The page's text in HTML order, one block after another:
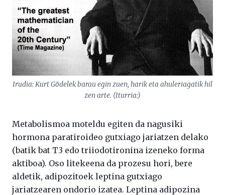
Irudia: Kurt Gödelek barau egin zuen, harik eta ahuleriagatik hil
zen arte. (Iturria:)
Metabolismoa moteldu egiten da nagusiki
hormona paratiroideo gutxiago jariatzen delako
(batik bat T3 edo triiodotironina izeneko forma
aktiboa). Oso litekeena da prozesu hori, bere
aldetik, adipozitoek leptina gutxiago
jariatzearen ondorio izatea. Leptina adipozina